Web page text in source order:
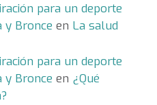
para un deporte
y Bronce en La salud
para un deporte
y Bronce en ¿Qué